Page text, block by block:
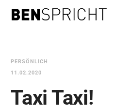
PERSÖNLICH
11.02.2020
Taxi Taxi!